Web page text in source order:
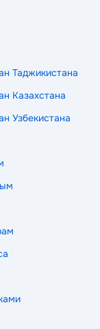
Таджикистана
Казахстана
Узбекистана